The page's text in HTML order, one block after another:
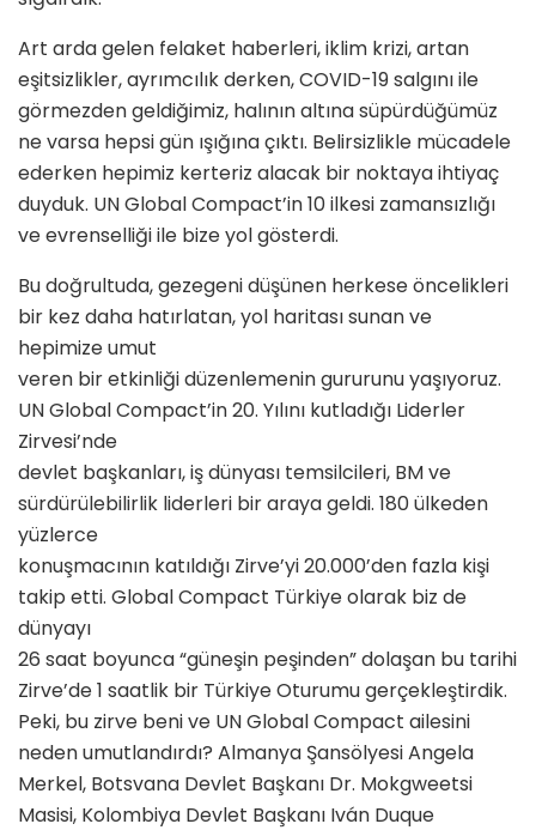
Art arda gelen felaket haberleri, iklim krizi, artan
eşitsizlikler, ayrımcılık derken, COVID-19 salgını ile
görmezden geldiğimiz, halının altına süpürdüğümüz
ne varsa hepsi gün ışığına çıktı. Belirsizlikle mücadele
ederken hepimiz kerteriz alacak bir noktaya ihtiyaç
duyduk. UN Global Compact’in 10 ilkesi zamansızlığı
ve evrenselliği ile bize yol gösterdi.
Bu doğrultuda, gezegeni düşünen herkese öncelikleri
bir kez daha hatırlatan, yol haritası sunan ve
hepimize umut
veren bir etkinliği düzenlemenin gururunu yaşıyoruz.
UN Global Compact’in 20. Yılını kutladığı Liderler
Zirvesi’nde
devlet başkanları, iş dünyası temsilcileri, BM ve
sürdürülebilirlik liderleri bir araya geldi. 180 ülkeden
yüzlerce
konuşmacının katıldığı Zirve’yi 20.000’den fazla kişi
takip etti. Global Compact Türkiye olarak biz de
dünyayı
26 saat boyunca “güneşin peşinden” dolaşan bu tarihi
Zirve’de 1 saatlik bir Türkiye Oturumu gerçekleştirdik.
Peki, bu zirve beni ve UN Global Compact ailesini
neden umutlandırdı? Almanya Şansölyesi Angela
Merkel, Botsvana Devlet Başkanı Dr. Mokgweetsi
Masisi, Kolombiya Devlet Başkanı Iván Duque